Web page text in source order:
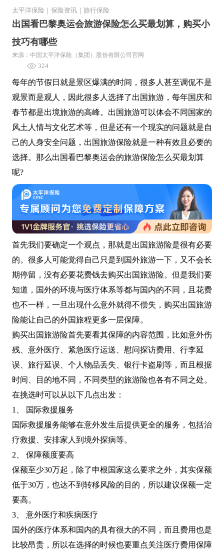
太平洋保险 保险资讯 旅行保险
出国看巴黎奥运会旅游保险怎么买最划算，购买小
技巧有哪些
来源：中国太平洋保险（集团）股份有限公司官网
324
每年的节假日就是景区爆满的时间，很多人甚至调侃不是
观景而是观人，因此很多人选择了出国旅游，每年国庆和
春节都是出境旅游的高峰。出国旅游可以体会不同国家的
风土人情与文化艺术等，但是还有一个现实的问题就是自
己的人身安全问题，出国旅游保险就是一种有效且必要的
选择。那么出国看巴黎奥运会的旅游保险怎么买最划算
呢?
首先我们要确定一个观点，那就是出国旅游险是很有必要
的。很多人可能觉得自己只是到国外旅游一下，又不会长
期停留，没有必要花费钱去购买出国旅游险。但是我们要
知道，国外的环境与医疗体系等都与国内的不同，且花费
也不一样，一旦出现什么意外就得不偿失，购买出国旅游
险能让自己的外国旅程更多一层保障。
购买出国旅游险首先要看其保障的内容范围，比如意外伤
残、意外医疗、紧急医疗运送、慰问探访费用、行李延
误、旅行延误、个人物品丢失、银行卡盗刷等，而且根据
时间、目的地不同，不同类型的旅游险也各有不同之处。
在挑选时可以从以下几点出发：
1、 国际救援服务
国际救援服务能够在意外发生后提供更全的服务，包括治
疗救援、安排家人到境外探病等。
2、 保障额度要高
保额至少30万起，除了申根国家这么要求之外，其实保额
低于30万，也达不到转移风险的目的，所以建议保额一定
要高。
3、 意外医疗和疾病医疗
国外的医疗体系和国内的具有很大的不同，而且费用也是
比较昂贵，所以在选择的时候也要重点关注医疗费用保障